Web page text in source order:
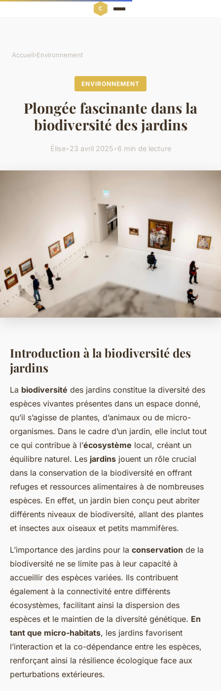
Accueil›Environnement
ENVIRONNEMENT
Plongée fascinante dans la
biodiversité des jardins
Élise•23 avril 2025•6 min de lecture
Introduction à la biodiversité des
jardins
La biodiversité des jardins constitue la diversité des
espèces vivantes présentes dans un espace donné,
qu’il s’agisse de plantes, d’animaux ou de micro-
organismes. Dans le cadre d’un jardin, elle inclut tout
ce qui contribue à l’écosystème local, créant un
équilibre naturel. Les jardins jouent un rôle crucial
dans la conservation de la biodiversité en offrant
refuges et ressources alimentaires à de nombreuses
espèces. En effet, un jardin bien conçu peut abriter
différents niveaux de biodiversité, allant des plantes
et insectes aux oiseaux et petits mammifères.
L’importance des jardins pour la conservation de la
biodiversité ne se limite pas à leur capacité à
accueillir des espèces variées. Ils contribuent
également à la connectivité entre différents
écosystèmes, facilitant ainsi la dispersion des
espèces et le maintien de la diversité génétique. En
tant que micro-habitats, les jardins favorisent
l’interaction et la co-dépendance entre les espèces,
renforçant ainsi la résilience écologique face aux
perturbations extérieures.